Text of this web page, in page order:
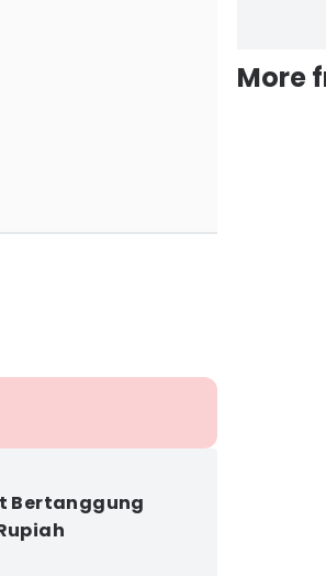
Bertanggung
More